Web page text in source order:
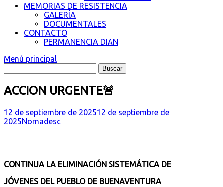
MEMORIAS DE RESISTENCIA
GALERÍA
DOCUMENTALES
CONTACTO
PERMANENCIA DIAN
Menú principal
ACCION URGENTE🚨
12 de septiembre de 202512 de septiembre de
2025Nomadesc
CONTINUA LA ELIMINACIÓN SISTEMÁTICA DE
JÓVENES DEL PUEBLO DE BUENAVENTURA